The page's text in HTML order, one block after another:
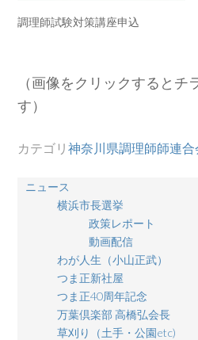
調理師試験対策講座申込
（画像をクリックするとチ
す）
カテゴリ神奈川県調理師師連合
ニュース
横浜市長選挙
政策レポート
動画配信
わが人生（小山正武）
つま正新社屋
つま正40周年記念
万葉倶楽部 高橋弘会長
草刈り（土手・公園etc)